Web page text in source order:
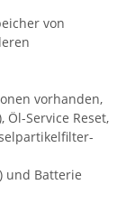
von
vorhanden,
Öl-Service Reset,
und Batterie